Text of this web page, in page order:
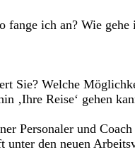
ich an? Wie
Sie? Welche
‚Ihre Reise‘ gehen
Personaler und
unter den neuen